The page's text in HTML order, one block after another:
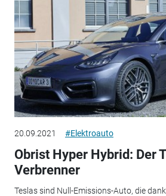
20.09.2021 #Elektroauto
Obrist Hyper Hybrid: Der
Verbrenner
Teslas sind Null-Emissions-Auto, die